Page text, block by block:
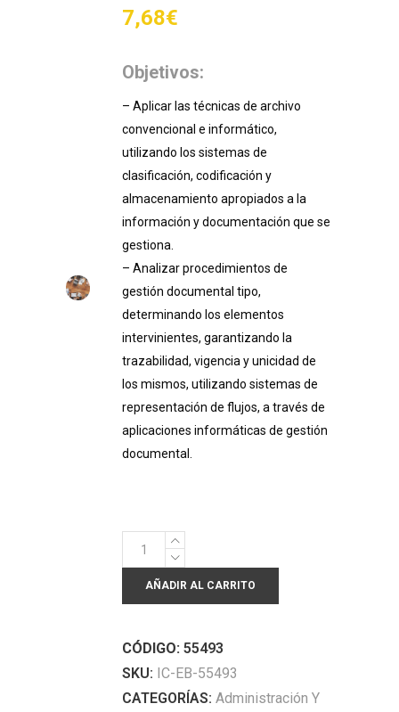
7,68€
Objetivos:
– Aplicar las técnicas de archivo
convencional e informático,
utilizando los sistemas de
clasificación, codificación y
almacenamiento apropiados a la
información y documentación que se
gestiona.
– Analizar procedimientos de
gestión documental tipo,
determinando los elementos
intervinientes, garantizando la
trazabilidad, vigencia y unicidad de
los mismos, utilizando sistemas de
representación de flujos, a través de
aplicaciones informáticas de gestión
documental.
Sistemas
de
archivo
de
documentos.
ADGD0208
AÑADIR AL CARRITO
CÓDIGO: 55493
SKU: IC-EB-55493
CATEGORÍAS: Administración Y